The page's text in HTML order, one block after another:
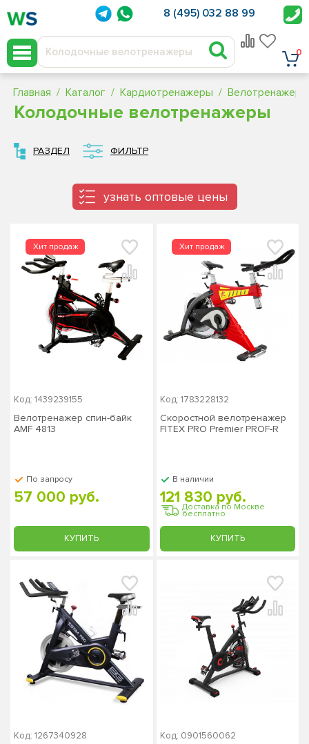
8 (495) 032 88 99
0
Главная Каталог Кардиотренажеры Велотренажеры
Колодочные велотренажеры
РАЗДЕЛ ФИЛЬТР
узнать оптовые цены
Код: 1439239155
Велотренажер спин-байк
AMF 4813
По запросу
57 000 руб.
КУПИТЬ
Код: 1783228132
Скоростной велотренажер
FITEX PRO Premier PROF-R
В наличии
Доставка по Москве
бесплатно
121 830 руб.
КУПИТЬ
Код: 1267340928 Код: 0901560062